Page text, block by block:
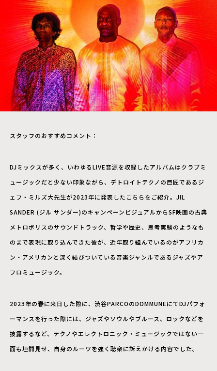
スタッフのおすすめコメント：
DJミックスが多く、いわゆるLIVE音源を収録したアルバムはクラブミ
ュージックだと少ない印象ながら、デトロイトテクノの巨匠であるジ
ェフ・ミルズ大先生が2023年に発表したこちらをご紹介。JIL
SANDER (ジル サンダー)のキャンペーンビジュアルからSF映画の古典
メトロポリスのサウンドトラック、哲学や歴史、思考実験のようなも
のまで表現に取り込んできた彼が、近年取り組んでいるのがアフリカ
ン・アメリカンと深く結びついている音楽ジャンルであるジャズやア
フロミュージック。
2023年の春に来日した際に、渋谷PARCOのDOMMUNEにてDJパフォ
ーマンスを行った際には、ジャズやソウルやブルース、ロックなどを
披露するなど、テクノやエレクトロニック・ミュージックではない一
面も垣間見せ、自身のルーツを強く聴衆に訴えかける内容でした。